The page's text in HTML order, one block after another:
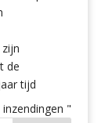
de
tijd
"